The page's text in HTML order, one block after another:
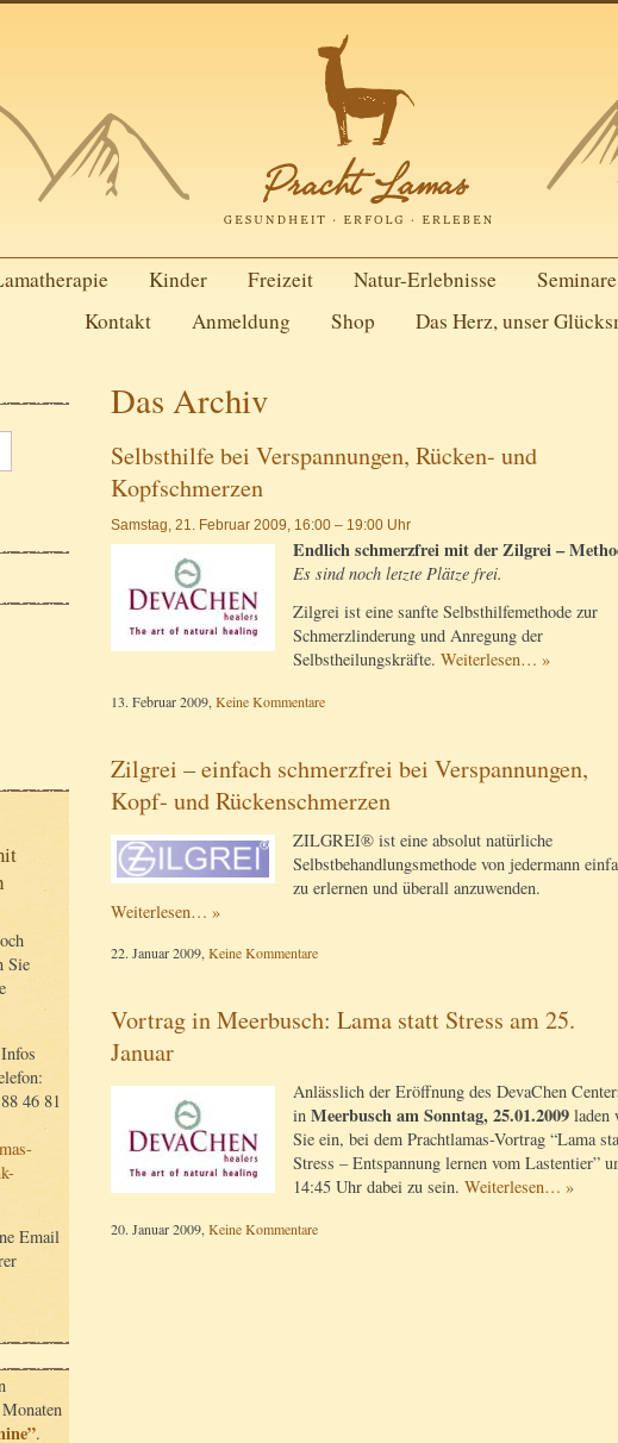
Kinder Freizeit Natur-Erlebnisse Seminare
Kontakt
Anmeldung Shop Das Herz, unser
Sie
46 81
Email
.
Das Archiv
Selbsthilfe bei Verspannungen, Rücken- und
Kopfschmerzen
Samstag, 21. Februar 2009, 16:00 – 19:00 Uhr
Endlich schmerzfrei mit der Zilgrei –
Es sind noch letzte Plätze frei.
Zilgrei ist eine sanfte Selbsthilfemethode zur
Schmerzlinderung und Anregung der
Selbstheilungskräfte. Weiterlesen… »
13. Februar 2009, Keine Kommentare
Zilgrei – einfach schmerzfrei bei Verspannungen,
Kopf- und Rückenschmerzen
ZILGREI® ist eine absolut natürliche
Selbstbehandlungsmethode von jedermann
zu erlernen und überall anzuwenden.
Weiterlesen… »
22. Januar 2009, Keine Kommentare
Vortrag in Meerbusch: Lama statt Stress am 25.
Januar
Anlässlich der Eröffnung des DevaChen
in Meerbusch am Sonntag, 25.01.2009 laden
Sie ein, bei dem Prachtlamas-Vortrag “Lama
Stress – Entspannung lernen vom Lastentier”
14:45 Uhr dabei zu sein. Weiterlesen… »
20. Januar 2009, Keine Kommentare